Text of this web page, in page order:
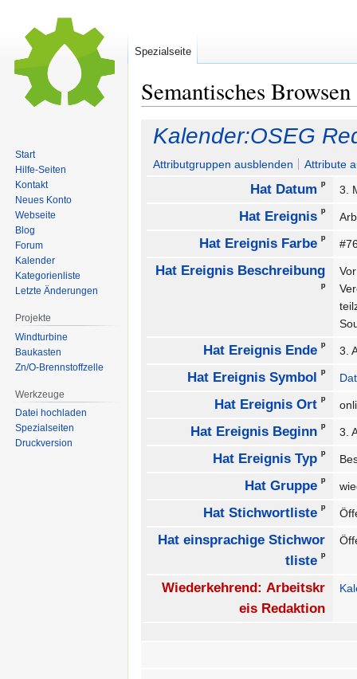
Semantisches Browsen
Zur
Navigation
springen
Zur
Suche
springen
Kalender:OSEG
Attributgruppen ausblenden Attribute
Hat Datum ᵖ 3.
Hat Ereignis ᵖ
Hat Ereignis Farbe ᵖ
Hat Ereignis Beschreibung
ᵖ
Hat Ereignis Ende ᵖ 3.
Hat Ereignis Symbol ᵖ
Hat Ereignis Ort ᵖ
Hat Ereignis Beginn ᵖ 3.
Hat Ereignis Typ ᵖ
Hat Gruppe ᵖ
Hat Stichwortliste ᵖ
Hat einsprachige Stichwor
tliste ᵖ
Wiederkehrend: Arbeitskr
eis Redaktion
Spezialseite
Start
Hilfe-Seiten
Kontakt
Neues Konto
Webseite
Blog
Forum
Kalender
Kategorienliste
Letzte Änderungen
Projekte
Windturbine
Baukasten
Zn/O-Brennstoffzelle
Werkzeuge
Datei hochladen
Spezialseiten
Druckversion